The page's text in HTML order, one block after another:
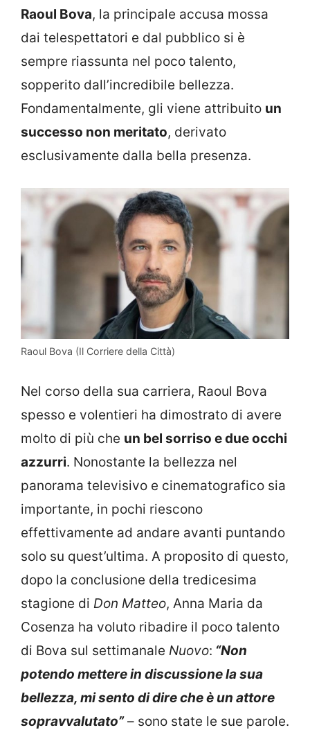
Raoul Bova, la principale accusa mossa
dai telespettatori e dal pubblico si è
sempre riassunta nel poco talento,
sopperito dall’incredibile bellezza.
Fondamentalmente, gli viene attribuito un
successo non meritato, derivato
esclusivamente dalla bella presenza.
Raoul Bova (Il Corriere della Città)
Nel corso della sua carriera, Raoul Bova
spesso e volentieri ha dimostrato di avere
molto di più che un bel sorriso e due occhi
azzurri. Nonostante la bellezza nel
panorama televisivo e cinematografico sia
importante, in pochi riescono
effettivamente ad andare avanti puntando
solo su quest’ultima. A proposito di questo,
dopo la conclusione della tredicesima
stagione di Don Matteo, Anna Maria da
Cosenza ha voluto ribadire il poco talento
di Bova sul settimanale Nuovo: “Non
potendo mettere in discussione la sua
bellezza, mi sento di dire che è un attore
sopravvalutato”– sono state le sue parole.